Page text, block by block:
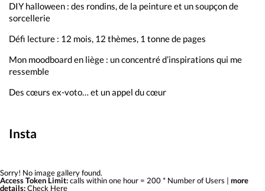
DIY halloween : des rondins, de la peinture et un soupçon de
sorcellerie
Défi lecture : 12 mois, 12 thèmes, 1 tonne de pages
Mon moodboard en liège : un concentré d’inspirations qui me
ressemble
Des cœurs ex-voto… et un appel du cœur
Insta
Sorry! No image gallery found.
Access Token Limit:calls within one hour = 200 * Number of Users | more
details:Check Here